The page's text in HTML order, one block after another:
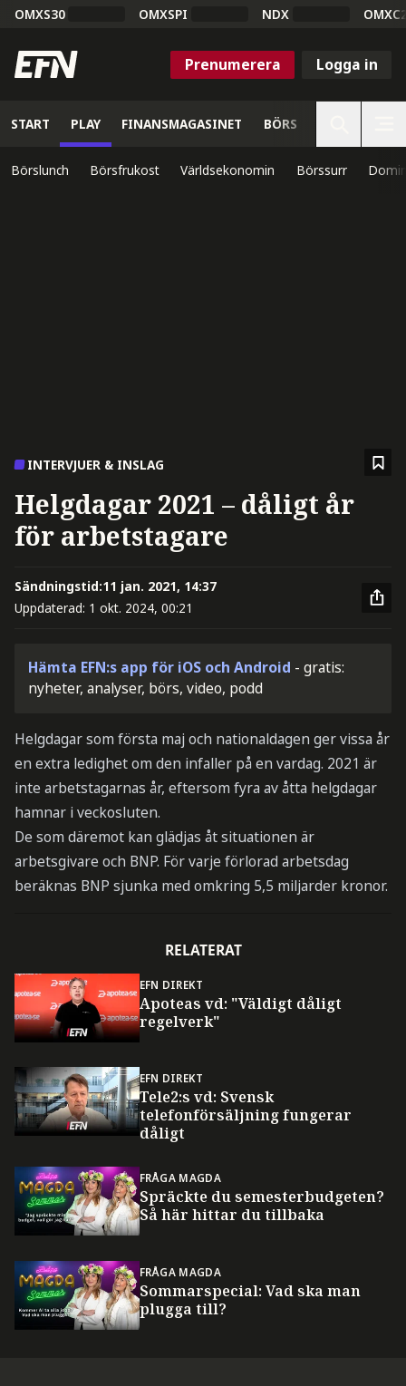
OMXS30 OMXSPI NDX
Prenumerera Logga in
START PLAY FINANSMAGASINET BÖRS
Börslunch Börsfrukost Världsekonomin Börssurr
INTERVJUER & INSLAG
Helgdagar 2021 – dåligt år
för arbetstagare
Sändningstid:11 jan. 2021, 14:37
Uppdaterad: 1 okt. 2024, 00:21
Hämta EFN:s app för iOS och Android - gratis:
nyheter, analyser, börs, video, podd
Helgdagar som första maj och nationaldagen ger vissa år
en extra ledighet om den infaller på en vardag. 2021 är
inte arbetstagarnas år, eftersom fyra av åtta helgdagar
hamnar i veckosluten.
De som däremot kan glädjas åt situationen är
arbetsgivare och BNP. För varje förlorad arbetsdag
beräknas BNP sjunka med omkring 5,5 miljarder kronor.
RELATERAT
EFN DIREKT
Apoteas vd: "Väldigt dåligt
regelverk"
EFN DIREKT
Tele2:s vd: Svensk
telefonförsäljning fungerar
dåligt
FRÅGA MAGDA
Spräckte du semesterbudgeten?
Så här hittar du tillbaka
FRÅGA MAGDA
Sommarspecial: Vad ska man
plugga till?